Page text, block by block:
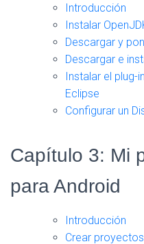
Introducción
Instalar
Descargar y
Descargar e
Instalar el plug-
Eclipse
Configurar un
Capítulo 3: Mi
para Android
Introducción
Crear